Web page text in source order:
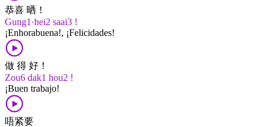
恭喜 晒！
Gung1·hei2 saai3 !
¡Enhorabuena!, ¡Felicidades!
做 得 好！
Zou6 dak1 hou2 !
¡Buen trabajo!
唔紧要